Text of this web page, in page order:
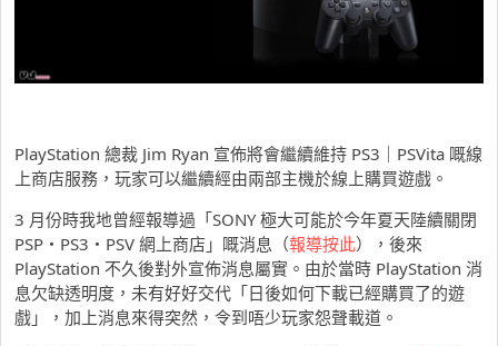
PlayStation 總裁 Jim Ryan 宣佈將會繼續維持 PS3｜PSVita 嘅線
上商店服務，玩家可以繼續經由兩部主機於線上購買遊戲。
3 月份時我地曾經報導過「SONY 極大可能於今年夏天陸續關閉
PSP・PS3・PSV 網上商店」嘅消息（報導按此），後來
PlayStation 不久後對外宣佈消息屬實。由於當時 PlayStation 消
息欠缺透明度，未有好好交代「日後如何下載已經購買了的遊
戲」，加上消息來得突然，令到唔少玩家怨聲載道。